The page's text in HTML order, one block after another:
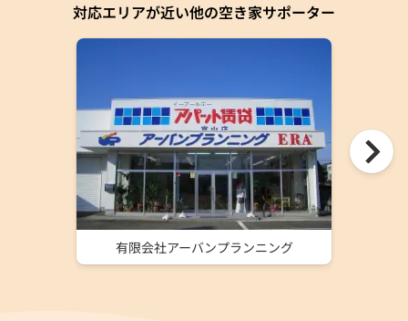
対応エリアが近い他の空き家サポーター
有限会社アーバンプランニング